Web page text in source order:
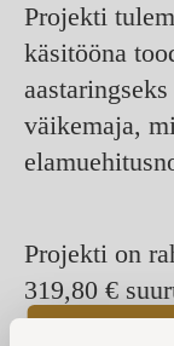
Projekti
käsitööna
väikemaja,
Projekti on
319,80 €